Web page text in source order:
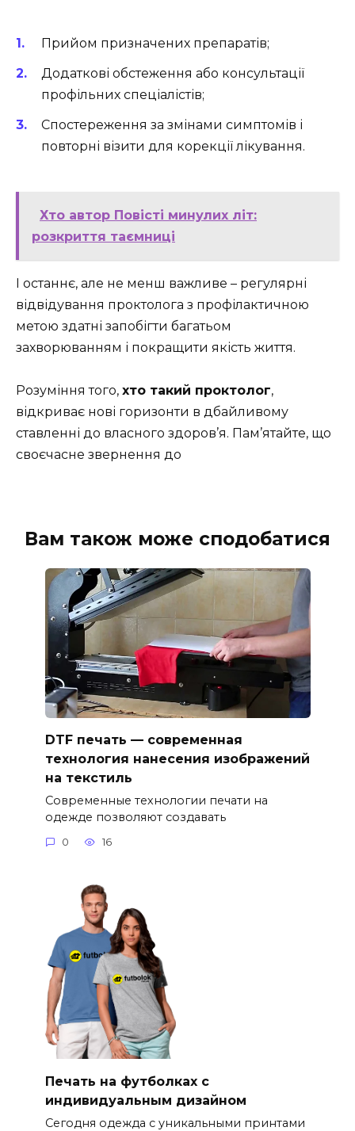
Прийом призначених препаратів;
Додаткові обстеження або консультації
профільних спеціалістів;
Спостереження за змінами симптомів і
повторні візити для корекції лікування.
Хто автор Повісті минулих літ:
розкриття таємниці
І останнє, але не менш важливе – регулярні
відвідування проктолога з профілактичною
метою здатні запобігти багатьом
захворюванням і покращити якість життя.
Розуміння того, хто такий проктолог,
відкриває нові горизонти в дбайливому
ставленні до власного здоров’я. Пам’ятайте, що
своєчасне звернення до
Вам також може сподобатися
DTF печать — современная
технология нанесения изображений
на текстиль
Современные технологии печати на
одежде позволяют создавать
0 16
Печать на футболках с
индивидуальным дизайном
Сегодня одежда с уникальными принтами